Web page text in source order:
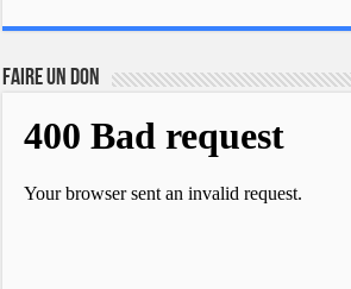
FAIRE UN DON